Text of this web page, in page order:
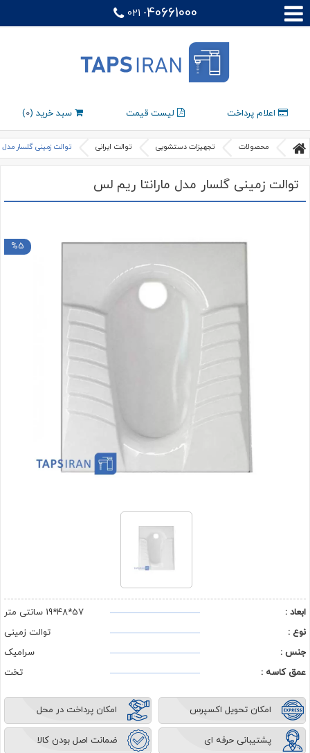
021 -40661000
اعلام پرداخت لیست قیمت سبد خرید (0
)
محصولات تجهیزات دستشویی توالت ایرانی توالت زمینی گلسار مدل
توالت زمینی گلسار مدل مارانتا ریم لس
ابعاد :
57*48*19 سانتی متر
نوع :
توالت زمینی
جنس :
سرامیک
عمق کاسه :
تخت
امکان تحویل اکسپرس
پشتیبانی حرفه ای
امکان پرداخت در محل
ضمانت اصل بودن کالا
%5